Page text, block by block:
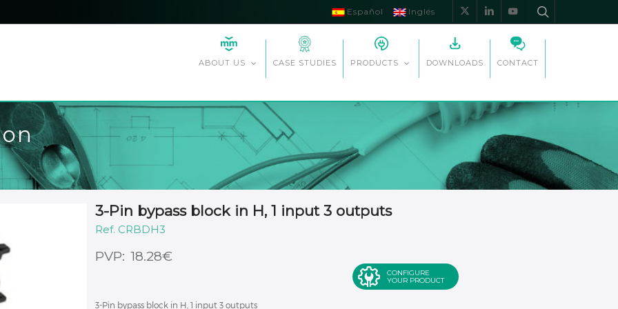
x-
linkedinyoutube
Español Inglés
ABOUT US CASE STUDIES PRODUCTS DOWNLOADS CONTACT
3-Pin bypass block in H, 1 input 3 outputs
18.28€
CRBDH3
CONFIGURE
YOUR PRODUCT
3-Pin bypass block in H, 1 input 3 outputs